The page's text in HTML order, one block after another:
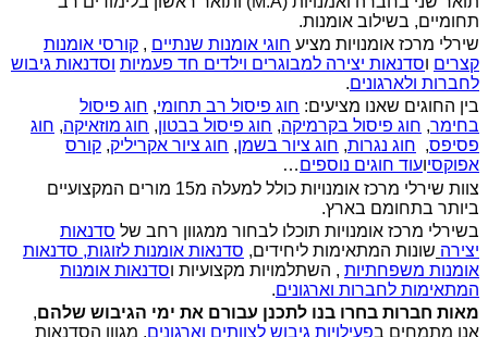
תחומיים, בשילוב אומנות.
שירלי מרכז אומנויות מציע חוגי אומנות שנתיים , קורסי אומנות
קצרים וסדנאות יצירה למבוגרים וילדים חד פעמיות וסדנאות גיבוש
לחברות ולארגונים.
בין החוגים שאנו מציעים: חוג פיסול רב תחומי, חוג פיסול
בחימר, חוג פיסול בקרמיקה, חוג פיסול בבטון, חוג מוזאיקה, חוג
פסיפס, חוג נגרות, חוג ציור בשמן, חוג ציור אקריליק, קורס
אפוקסיועוד חוגים נוספים…
צוות שירלי מרכז אומנויות כולל למעלה מ15 מורים המקצועיים
ביותר בתחומם בארץ.
בשירלי מרכז אומנויות תוכלו לבחור ממגוון רחב של סדנאות
יצירה שונות המתאימות ליחידים, סדנאות אומנות לזוגות, סדנאות
אומנות משפחתיות , השתלמויות מקצועיות וסדנאות אומנות
המתאימות לחברות וארגונים.
מאות חברות בחרו בנו לתכנן עבורם את ימי הגיבוש שלהם,
אנו מתמחים בפעילויות גיבוש לצוותים וארגונים, מגוון הסדנאות